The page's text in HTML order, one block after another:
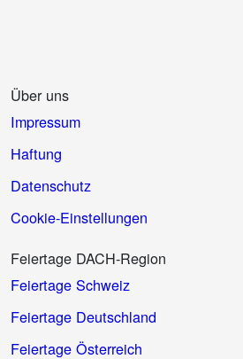
Über uns
Impressum
Haftung
Datenschutz
Cookie-Einstellungen
Feiertage DACH-Region
Feiertage Schweiz
Feiertage Deutschland
Feiertage Österreich